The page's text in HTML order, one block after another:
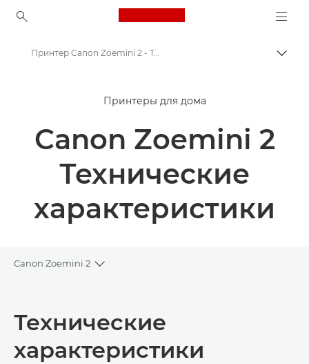
Canon Logo, back to
Принтеры Canon
Принтер Canon Zoemini 2
Принтер Canon Zoemini 2 - Технические характеристики
Принтеры для дома
Canon Zoemini 2
Технические
характеристики
Canon Zoemini 2
Toggle breadcrumbs
Технические характеристики
Технические
характеристики